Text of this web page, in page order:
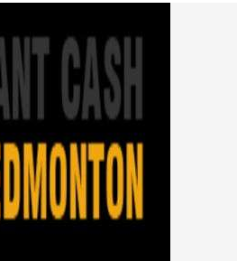
thuận kho dự trữ CRO trị giá
mạnh.
khởi kiện Triều Tiên và Lazarus
đã nhận lệnh đóng băng tài sản.
qua X Layer. BitGo IPO thành
định giá 2 tỷ USD.
dòng tiền cá voi khi xuất hiện
đến 210 BTC) trong ngày, ưu tiên